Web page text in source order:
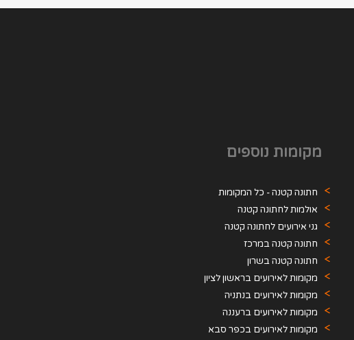
מקומות נוספים
חתונה קטנה - כל המקומות
אולמות לחתונה קטנה
גני אירועים לחתונה קטנה
חתונה קטנה במרכז
חתונה קטנה בשרון
מקומות לאירועים בראשון לציון
מקומות לאירועים בנתניה
מקומות לאירועים ברעננה
מקומות לאירועים בכפר סבא